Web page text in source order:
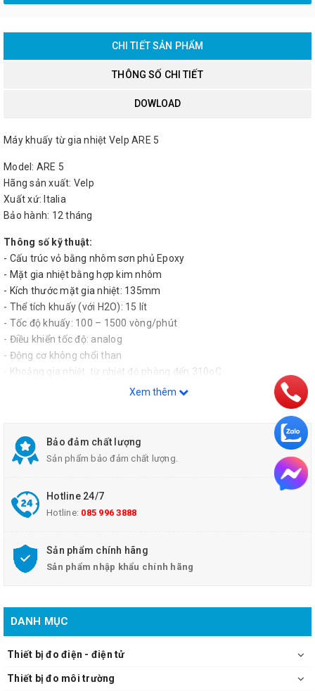
CHI TIẾT SẢN PHẨM
THÔNG SỐ CHI TIẾT
DOWLOAD
Máy khuấy từ gia nhiệt Velp ARE 5
Model: ARE 5
Hãng sản xuất: Velp
Xuất xứ: Italia
Bảo hành: 12 tháng
Thông số kỹ thuật:
- Cấu trúc vỏ bằng nhôm sơn phủ Epoxy
- Mặt gia nhiệt bằng hợp kim nhôm
- Kích thước mặt gia nhiệt: 135mm
- Thể tích khuấy (với H2O): 15 lít
- Tốc độ khuấy: 100 – 1500 vòng/phút
- Điều khiển tốc độ: analog
- Động cơ không chổi than
- Khoảng gia nhiệt: từ nhiệt độ phòng đến 310oC
- Điều khiển nhiệt độ: analog
- Cảnh báo bền mặt gia nhiệt đang nóng bằng biểu tượng (bật sáng
- Tiêu chuân an toàn IP42
- Công suất: 630W
- Nguồn điện: 230V, 50-60Hz
Cung cấp bao gồm:
+ Thanh khuấy từ
+ Hướng dẫn sử dụng
Xem thêm
Bảo đảm chất lượng
Sản phẩm bảo đảm chất lượng.
Hotline 24/7
Hotline: 085 996 3888
Sản phẩm chính hãng
Sản phẩm nhập khẩu chính hãng
DANH MỤC
Thiết bị đo điện - điện tử
Thiết bị đo môi trường